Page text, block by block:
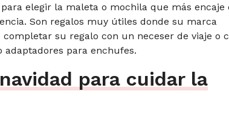
elegir la maleta o mochila que más encaje
Son regalos muy útiles donde su marca
su regalo con un neceser de viaje o
para enchufes.
para cuidar la